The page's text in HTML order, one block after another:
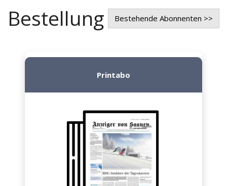
Bestellung Bestehende Abonnenten >>
Printabo